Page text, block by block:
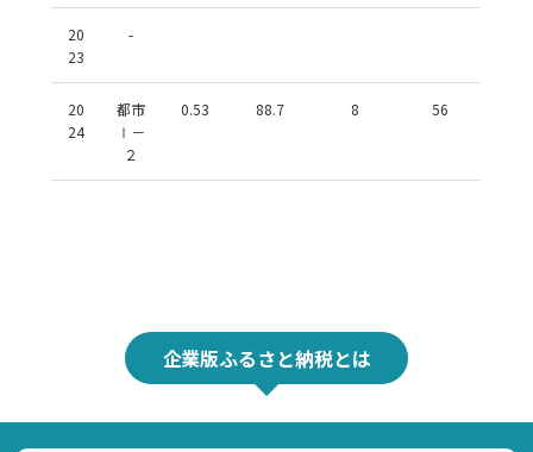
20
23
-
20
24
都市
Ⅰ－
２
0.53 88.7 8 56
企業版ふるさと納税とは